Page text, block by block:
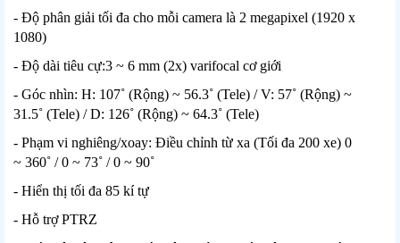
- Độ phân giải tối đa cho mỗi camera là 2 megapixel (1920 x
1080)
- Độ dài tiêu cự:3 ~ 6 mm (2x) varifocal cơ giới
- Góc nhìn: H: 107˚ (Rộng) ~ 56.3˚ (Tele) / V: 57˚ (Rộng) ~
31.5˚ (Tele) / D: 126˚ (Rộng) ~ 64.3˚ (Tele)
- Phạm vi nghiêng/xoay: Điều chỉnh từ xa (Tối đa 200 xe) 0
~ 360˚ / 0 ~ 73˚ / 0 ~ 90˚
- Hiển thị tối đa 85 kí tự
- Hỗ trợ PTRZ